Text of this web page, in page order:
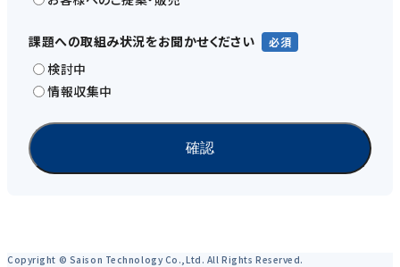
課題への取組み状況をお聞かせください
検討中
情報収集中
Copyright © Saison Technology Co.,Ltd. All Rights Reserved.